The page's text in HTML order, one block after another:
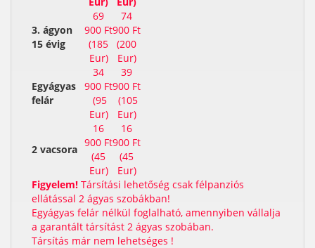
3. ágyon
15 évig
69
900 Ft
(185
Eur)
74
900 Ft
(200
Eur)
Egyágyas
felár
34
900 Ft
(95
Eur)
39
900 Ft
(105
Eur)
2 vacsora
16
900 Ft
(45
Eur)
16
900 Ft
(45
Eur)
Figyelem! Társítási lehetőség csak félpanziós
ellátással 2 ágyas szobákban!
Egyágyas felár nélkül foglalható, amennyiben vállalja
a garantált társítást 2 ágyas szobában.
Társítás már nem lehetséges !